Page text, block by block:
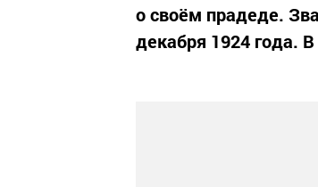
о своём прадеде.
декабря 1924 года.